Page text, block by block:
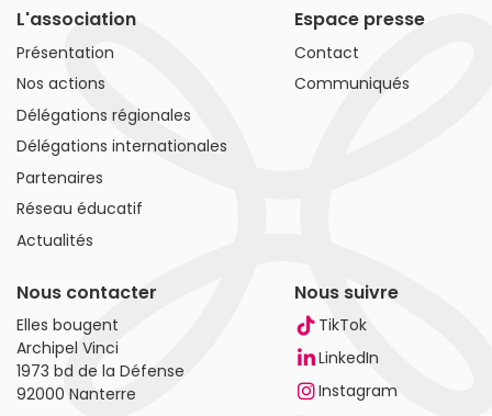
L'association
Présentation
Nos actions
Délégations régionales
Délégations internationales
Partenaires
Réseau éducatif
Actualités
Espace presse
Contact
Communiqués
Nous contacter
Elles bougent
Archipel Vinci
1973 bd de la Défense
92000 Nanterre
Nous suivre
TikTok
LinkedIn
Instagram